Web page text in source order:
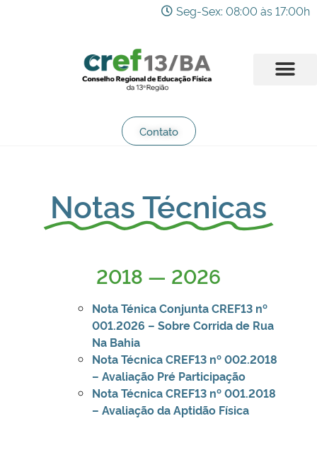
Seg-Sex: 08:00 às 17:00h
Contato
Notas Técnicas
2018 — 2026
Nota Ténica Conjunta CREF13 nº
001.2026 – Sobre Corrida de Rua
Na Bahia
Nota Técnica CREF13 nº 002.2018
– Avaliação Pré Participação
Nota Técnica CREF13 nº 001.2018
– Avaliação da Aptidão Física